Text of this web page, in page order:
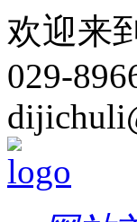
欢迎来
029-